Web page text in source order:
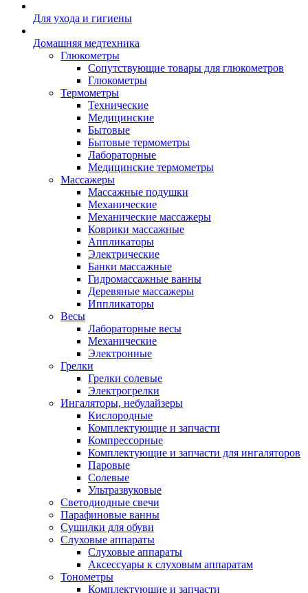
Для ухода и гигиены
Домашняя медтехника
Глюкометры
Сопутствующие товары для глюкометров
Глюкометры
Термометры
Технические
Медицинские
Бытовые
Бытовые термометры
Лабораторные
Медицинские термометры
Массажеры
Массажные подушки
Механические
Механические массажеры
Коврики массажные
Аппликаторы
Электрические
Банки массажные
Гидромассажные ванны
Деревяные массажеры
Иппликаторы
Весы
Лабораторные весы
Механические
Электронные
Грелки
Грелки солевые
Электрогрелки
Ингаляторы, небулайзеры
Кислородные
Комплектующие и запчасти
Компрессорные
Комплектующие и запчасти для ингаляторов
Паровые
Солевые
Ультразвуковые
Светодиодные свечи
Парафиновые ванны
Сушилки для обуви
Слуховые аппараты
Слуховые аппараты
Аксессуары к слуховым аппаратам
Тонометры
Комплектующие и запчасти